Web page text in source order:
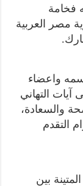
فخامة
مصر العربية
واعضاء
التهاني
والسعادة،
التقدم
بين